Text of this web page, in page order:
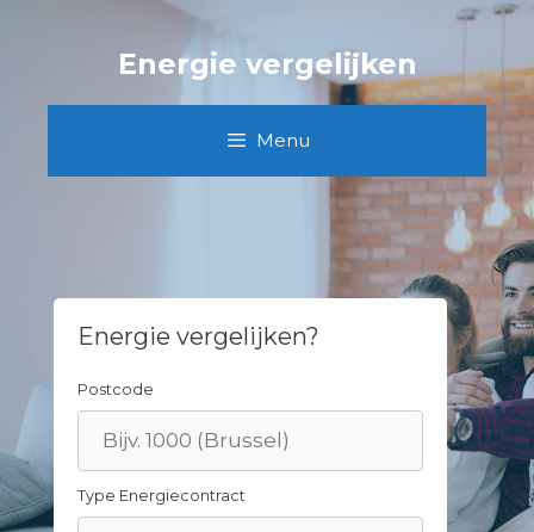
Energie vergelijken
Menu
Energie vergelijken?
Postcode
Type Energiecontract